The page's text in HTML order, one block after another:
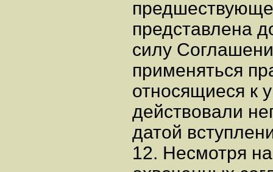
представлена
силу
применяться
относящиеся к
действовали
датой
12. Несмотря